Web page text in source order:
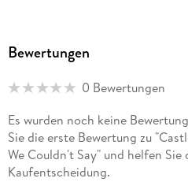
Bewertungen
0 Bewertungen
Es wurden noch keine
Sie die erste Bewertung zu
We Couldn't Say" und helfen
Kaufentscheidung.